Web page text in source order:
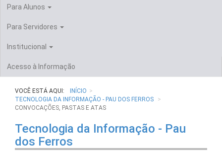
Para Alunos
Para Servidores
Institucional
Acesso à Informação
VOCÊ ESTÁ AQUI:
INÍCIO
TECNOLOGIA DA INFORMAÇÃO - PAU DOS FERROS
CONVOCAÇÕES, PASTAS E ATAS
Tecnologia da Informação - Pau
dos Ferros